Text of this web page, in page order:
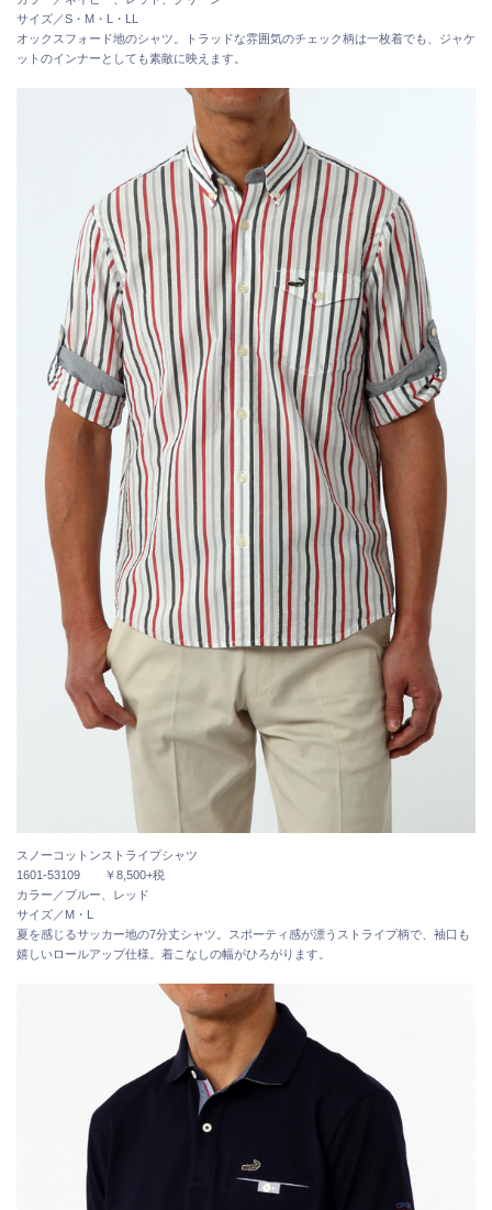
サイズ／S・M・L・LL
オックスフォード地のシャツ。トラッドな雰囲気のチェック柄は一枚着でも、ジャケ
ットのインナーとしても素敵に映えます。
スノーコットンストライプシャツ
1601-53109 ￥8,500+税
カラー／ブルー、レッド
サイズ／M・L
夏を感じるサッカー地の7分丈シャツ。スポーティ感が漂うストライプ柄で、袖口も
嬉しいロールアップ仕様。着こなしの幅がひろがります。